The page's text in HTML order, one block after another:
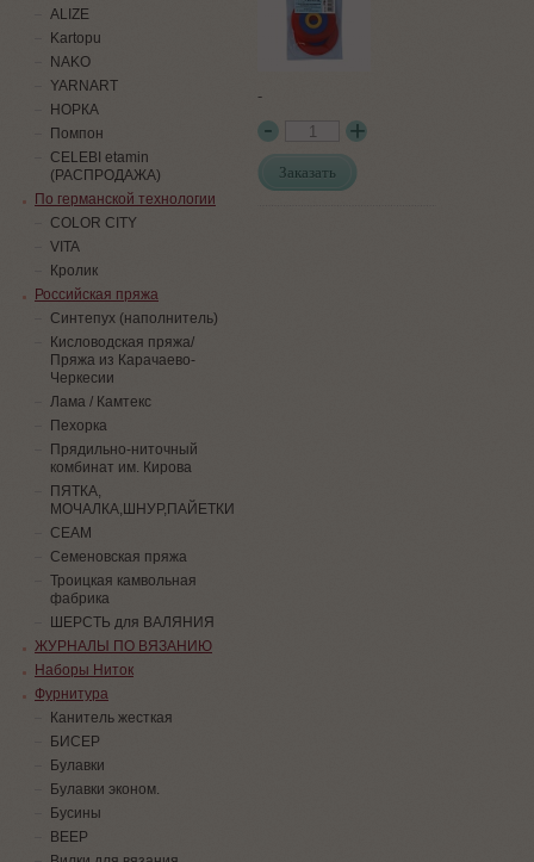
-
Заказать
ALIZE
Kartopu
NAKO
YARNART
НОРКА
Помпон
СELEBI etamin
(РАСПРОДАЖА)
По германской технологии
COLOR CITY
VITA
Кролик
Российская пряжа
Синтепух (наполнитель)
Кисловодская пряжа/
Пряжа из Карачаево-
Черкесии
Лама / Камтекс
Пехорка
Прядильно-ниточный
комбинат им. Кирова
ПЯТКА,
МОЧАЛКА,ШНУР,ПАЙЕТКИ
СЕАМ
Семеновская пряжа
Троицкая камвольная
фабрика
ШЕРСТЬ для ВАЛЯНИЯ
ЖУРНАЛЫ ПО ВЯЗАНИЮ
Наборы Ниток
Фурнитура
Канитель жесткая
БИСЕР
Булавки
Булавки эконом.
Бусины
ВЕЕР